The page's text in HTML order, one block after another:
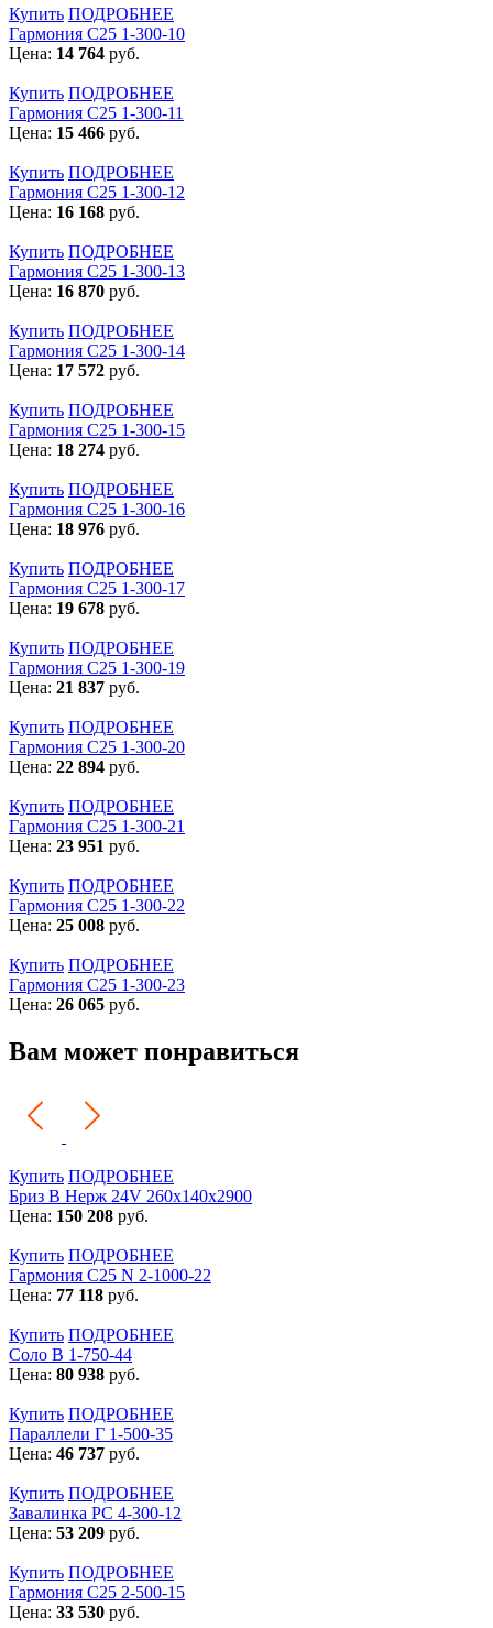
Купить ПОДРОБНЕЕ
Гармония С25 1-300-10
Цена: 14 764 руб.
Купить ПОДРОБНЕЕ
Гармония С25 1-300-11
Цена: 15 466 руб.
Купить ПОДРОБНЕЕ
Гармония С25 1-300-12
Цена: 16 168 руб.
Купить ПОДРОБНЕЕ
Гармония С25 1-300-13
Цена: 16 870 руб.
Купить ПОДРОБНЕЕ
Гармония С25 1-300-14
Цена: 17 572 руб.
Купить ПОДРОБНЕЕ
Гармония С25 1-300-15
Цена: 18 274 руб.
Купить ПОДРОБНЕЕ
Гармония С25 1-300-16
Цена: 18 976 руб.
Купить ПОДРОБНЕЕ
Гармония С25 1-300-17
Цена: 19 678 руб.
Купить ПОДРОБНЕЕ
Гармония С25 1-300-19
Цена: 21 837 руб.
Купить ПОДРОБНЕЕ
Гармония С25 1-300-20
Цена: 22 894 руб.
Купить ПОДРОБНЕЕ
Гармония С25 1-300-21
Цена: 23 951 руб.
Купить ПОДРОБНЕЕ
Гармония С25 1-300-22
Цена: 25 008 руб.
Купить ПОДРОБНЕЕ
Гармония С25 1-300-23
Цена: 26 065 руб.
Вам может понравиться
Купить ПОДРОБНЕЕ
Бриз В Нерж 24V 260x140x2900
Цена: 150 208 руб.
Купить ПОДРОБНЕЕ
Гармония С25 N 2-1000-22
Цена: 77 118 руб.
Купить ПОДРОБНЕЕ
Соло В 1-750-44
Цена: 80 938 руб.
Купить ПОДРОБНЕЕ
Параллели Г 1-500-35
Цена: 46 737 руб.
Купить ПОДРОБНЕЕ
Завалинка РС 4-300-12
Цена: 53 209 руб.
Купить ПОДРОБНЕЕ
Гармония С25 2-500-15
Цена: 33 530 руб.